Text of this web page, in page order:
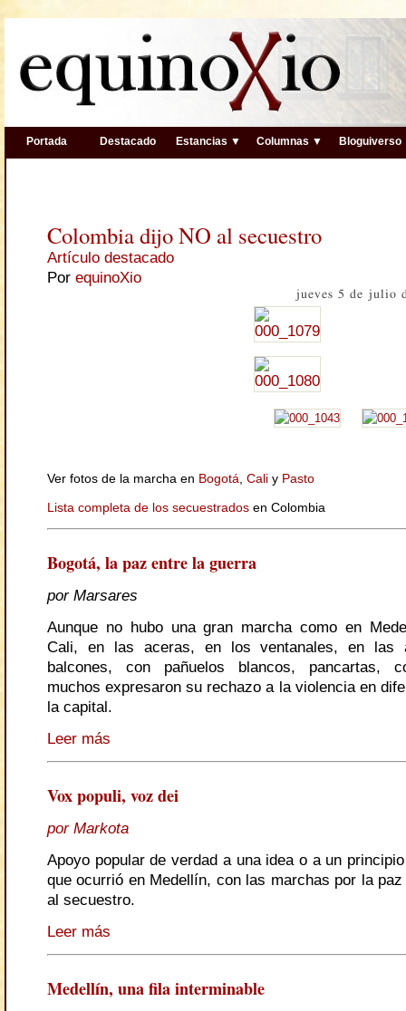
Portada Destacado Estancias ▼ Columnas ▼ Bloguiverso
Colombia dijo NO al secuestro
Artículo destacado
Por equinoXio
jueves 5 de julio
Ver fotos de la marcha en Bogotá, Cali y Pasto
Lista completa de los secuestrados en Colombia
Bogotá, la paz entre la guerra
por Marsares
Aunque no hubo una gran marcha como en
Cali, en las aceras, en los ventanales, en las
balcones, con pañuelos blancos, pancartas,
muchos expresaron su rechazo a la violencia en
la capital.
Leer más
Vox populi, voz dei
por Markota
Apoyo popular de verdad a una idea o a un
que ocurrió en Medellín, con las marchas por la
al secuestro.
Leer más
Medellín, una fila interminable